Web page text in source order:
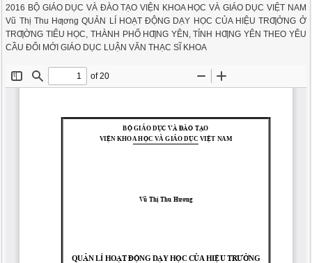
2016 BỘ GIÁO DỤC VÀ ĐÀO TẠO VIỆN KHOA HỌC VÀ GIÁO DỤC VIỆT NAM
Vũ Thị Thu Hƣơng QUẢN LÍ HOẠT ĐỘNG DẠY HỌC CỦA HIỆU TRƢỞNG Ở
TRƢỜNG TIỂU HỌC, THÀNH PHỐ HƢNG YÊN, TỈNH HƢNG YÊN THEO YÊU
CẦU ĐỔI MỚI GIÁO DỤC LUẬN VĂN THẠC SĨ KHOA